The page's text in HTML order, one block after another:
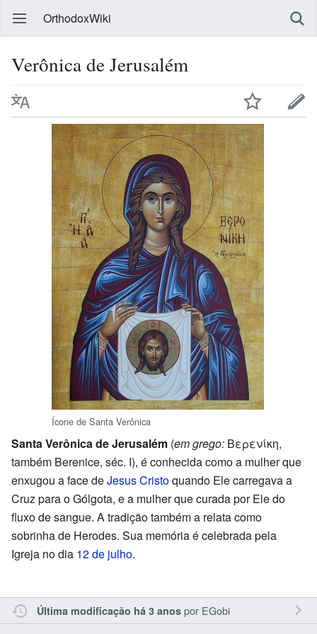
OrthodoxWiki
Verônica de Jerusalém
Ícone de Santa Verônica
Santa Verônica de Jerusalém (em grego: Βερενίκη,
também Berenice, séc. I), é conhecida como a mulher que
enxugou a face deJesus Cristoquando Ele carregava a
Cruz para o Gólgota, e a mulher que curada por Ele do
fluxo de sangue. A tradição também a relata como
sobrinha de Herodes. Sua memória é celebrada pela
Igreja no dia 12 de julho.
Última modificação há 3 anospor EGobi